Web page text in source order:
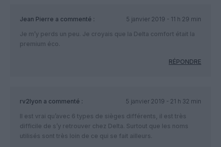
Jean Pierre a commenté :
5 janvier 2019 - 11 h 29 min
Je m’y perds un peu. Je croyais que la Delta comfort était la
premium éco.
RÉPONDRE
rv2lyon a commenté :
5 janvier 2019 - 21 h 32 min
Il est vrai qu’avec 6 types de sièges différents, il est très
difficile de s’y retrouver chez Delta. Surtout que les noms
utilisés sont très loin de ce qui se fait ailleurs.